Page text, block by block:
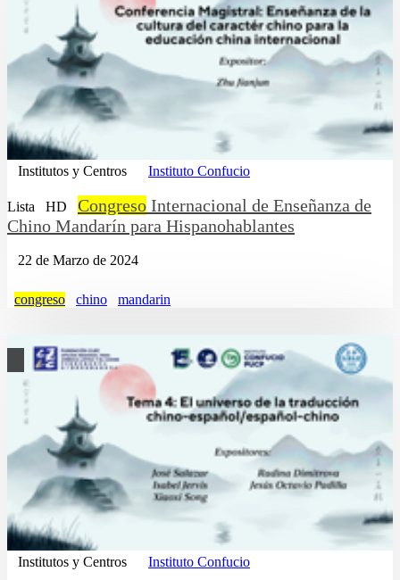
Institutos y Centros Instituto Confucio
Lista HD Congreso Internacional de Enseñanza de
Chino Mandarín para Hispanohablantes
22 de Marzo de 2024
congreso chino mandarin
Institutos y Centros Instituto Confucio